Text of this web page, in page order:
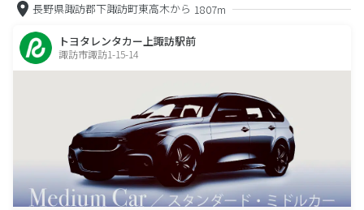
長野県諏訪郡下諏訪町東高木から 1807m
トヨタレンタカー上諏訪駅前
諏訪市諏訪1-15-14